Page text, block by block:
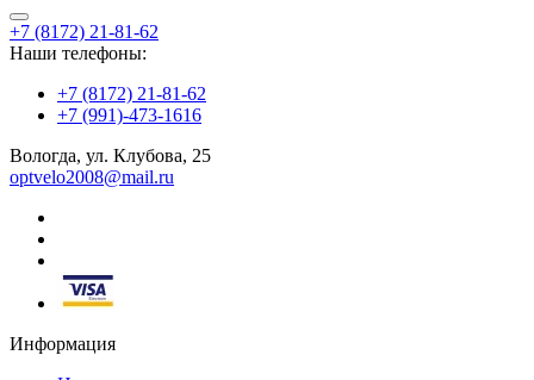
+7 (8172) 21-81-62
Наши телефоны:
+7 (8172) 21-81-62
+7 (991)-473-1616
Вологда, ул. Клубова, 25
optvelo2008@mail.ru
Информация